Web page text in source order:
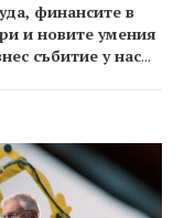
финансите в
и новите умения
събитие у нас...